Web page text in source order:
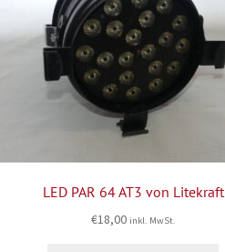
LED PAR 64 AT3 von Litekraft
€18,00 inkl. MwSt.